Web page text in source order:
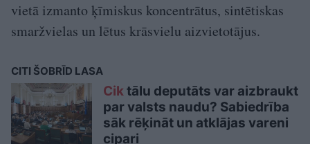
vietā izmanto ķīmiskus koncentrātus, sintētiskas
smaržvielas un lētus krāsvielu aizvietotājus.
CITI ŠOBRĪD LASA
Ciktālu deputāts var aizbraukt
par valsts naudu? Sabiedrība
sāk rēķināt un atklājas vareni
cipari